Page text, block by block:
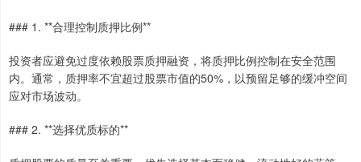
### 1. **合理控制质押比例**
投资者应避免过度依赖股票质押融资，将质押比例控制在安全范围
内。通常，质押率不宜超过股票市值的50%，以预留足够的缓冲空间
应对市场波动。
### 2. **选择优质标的**